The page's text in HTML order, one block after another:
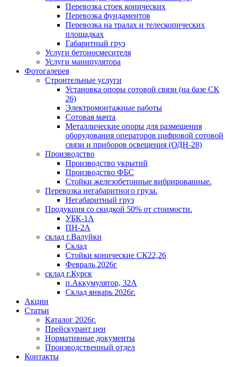
Перевозка стоек конических
Перевозка фундаментов
Перевозка на тралах и телескопических
площадках
Габаритный груз
Услуги бетоносмесителя
Услуги манипулятора
Фотогалерея
Строительные услуги
Установка опоры сотовой связи (на базе СК
26)
Электромонтажные работы
Сотовая мачта
Металлические опоры для размещения
оборудования операторов цифровой сотовой
связи и приборов освещения (ОДН-28)
Производство
Производство укрытий
Производство ФБС
Стойки железобетонные вибрированные.
Перевозка негабаритного груза.
Негабаритный груз
Продукция со скидкой 50% от стоимости.
УБК-1А
ПН-2А
склад г.Валуйки
Склад
Стойки конические СК22,26
Февраль 2026г
склад г.Курск
п.Аккумулятор, 32А
Склад январь 2026г.
Акции
Статьи
Каталог 2026г.
Прейскурант цен
Нормативные документы
Производственный отдел
Контакты